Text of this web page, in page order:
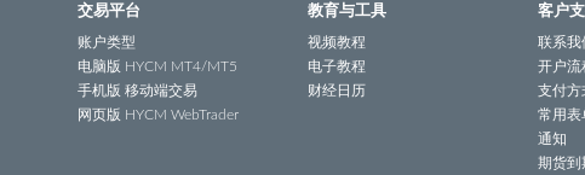
交易平台
账户类型
电脑版 HYCM MT4/MT5
手机版 移动端交易
网页版 HYCM WebTrader
教育与工具
视频教程
电子教程
财经日历
客户
联系我
开户流
支付方
常用表
通知
期货到